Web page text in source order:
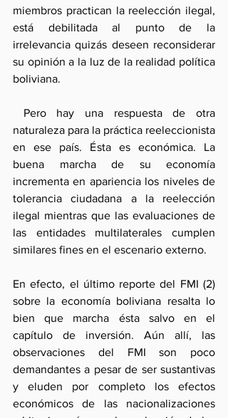
miembros practican la reelección ilegal,
está debilitada al punto de la
irrelevancia quizás deseen reconsiderar
su opinión a la luz de la realidad política
boliviana.
naturaleza para la práctica reeleccionista
en ese país. Ésta es económica. La
buena marcha de su economía
incrementa en apariencia los niveles de
tolerancia ciudadana a la reelección
ilegal mientras que las evaluaciones de
las entidades multilaterales cumplen
similares fines en el escenario externo.
En efecto, el último reporte del FMI (2)
sobre la economía boliviana resalta lo
bien que marcha ésta salvo en el
capítulo de inversión. Aún allí, las
observaciones del FMI son poco
demandantes a pesar de ser sustantivas
y eluden por completo los efectos
económicos de las nacionalizaciones